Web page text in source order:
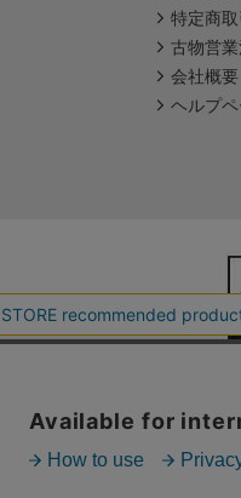
特定商
古物営
会社概要
ヘルプ
本サ
©